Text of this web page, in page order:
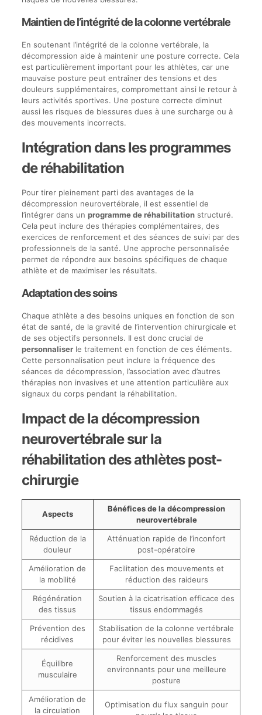
Maintien de l’intégrité de la colonne vertébrale
En soutenant l’intégrité de la colonne vertébrale, la
décompression aide à maintenir une posture correcte. Cela
est particulièrement important pour les athlètes, car une
mauvaise posture peut entraîner des tensions et des
douleurs supplémentaires, compromettant ainsi le retour à
leurs activités sportives. Une posture correcte diminut
aussi les risques de blessures dues à une surcharge ou à
des mouvements incorrects.
Intégration dans les programmes
de réhabilitation
Pour tirer pleinement parti des avantages de la
décompression neurovertébrale, il est essentiel de
l’intégrer dans un programme de réhabilitationstructuré.
Cela peut inclure des thérapies complémentaires, des
exercices de renforcement et des séances de suivi par des
professionnels de la santé. Une approche personnalisée
permet de répondre aux besoins spécifiques de chaque
athlète et de maximiser les résultats.
Adaptation des soins
Chaque athlète a des besoins uniques en fonction de son
état de santé, de la gravité de l’intervention chirurgicale et
de ses objectifs personnels. Il est donc crucial de
personnaliserle traitement en fonction de ces éléments.
Cette personnalisation peut inclure la fréquence des
séances de décompression, l’association avec d’autres
thérapies non invasives et une attention particulière aux
signaux du corps pendant la réhabilitation.
Impact de la décompression
neurovertébrale sur la
réhabilitation des athlètes post-
chirurgie
Aspects
Bénéfices de la décompression
neurovertébrale
Réduction de la
douleur
Atténuation rapide de l’inconfort
post-opératoire
Amélioration de
la mobilité
Facilitation des mouvements et
réduction des raideurs
Régénération
des tissus
Soutien à la cicatrisation efficace des
tissus endommagés
Prévention des
récidives
Stabilisation de la colonne vertébrale
pour éviter les nouvelles blessures
Équilibre
musculaire
Renforcement des muscles
environnants pour une meilleure
posture
Amélioration de
la circulation
Optimisation du flux sanguin pour